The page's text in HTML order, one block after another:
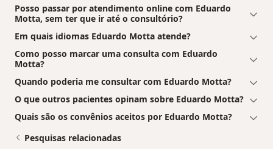
Posso passar por atendimento online com Eduardo
Motta, sem ter que ir até o consultório?
Em quais idiomas Eduardo Motta atende?
Como posso marcar uma consulta com Eduardo
Motta?
Quando poderia me consultar com Eduardo Motta?
O que outros pacientes opinam sobre Eduardo Motta?
Quais são os convênios aceitos por Eduardo Motta?
Pesquisas relacionadas